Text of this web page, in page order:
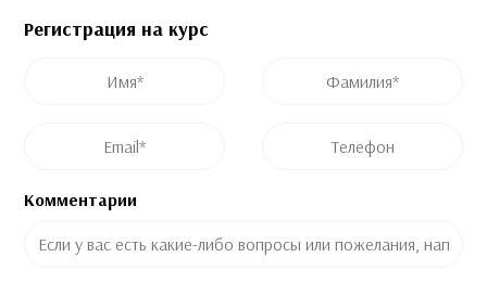
Регистрация на курс
Комментарии
Название курса